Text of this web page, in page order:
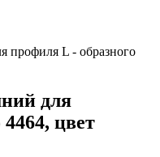
профиля L - образного
для
цвет